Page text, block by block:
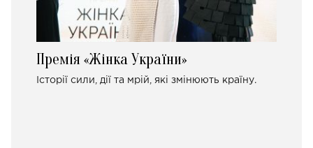
Премія «Жінка України»
Історії сили, дії та мрій, які змінюють країну.